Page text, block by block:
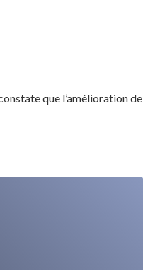
que l’amélioration de